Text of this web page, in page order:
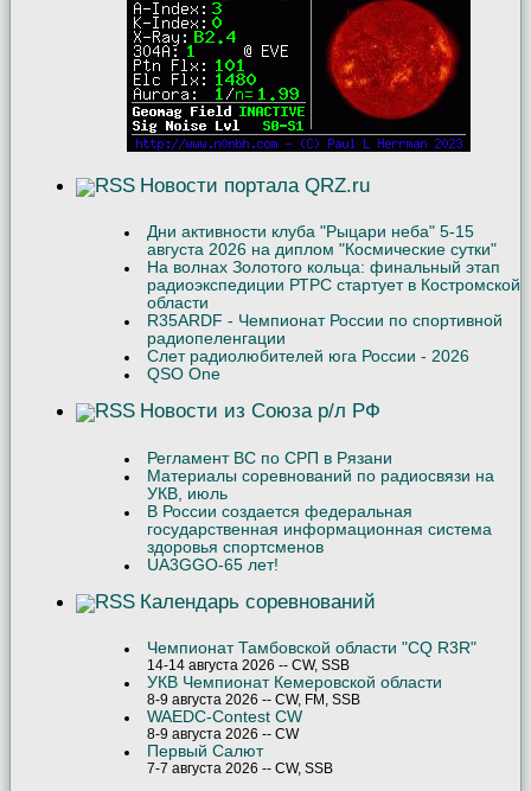
Новости портала QRZ.ru
Дни активности клуба "Рыцари неба" 5-15
августа 2026 на диплом "Космические сутки"
На волнах Золотого кольца: финальный этап
радиоэкспедиции РТРС стартует в Костромской
области
R35ARDF - Чемпионат России по спортивной
радиопеленгации
Слет радиолюбителей юга России - 2026
QSO One
Новости из Союза р/л РФ
Регламент ВС по СРП в Рязани
Материалы соревнований по радиосвязи на
УКВ, июль
В России создается федеральная
государственная информационная система
здоровья спортсменов
UA3GGO-65 лет!
Календарь соревнований
Чемпионат Тамбовской области "CQ R3R"
14-14 августа 2026 -- CW, SSB
УКВ Чемпионат Кемеровской области
8-9 августа 2026 -- CW, FM, SSB
WAEDC-Contest CW
8-9 августа 2026 -- CW
Первый Салют
7-7 августа 2026 -- CW, SSB